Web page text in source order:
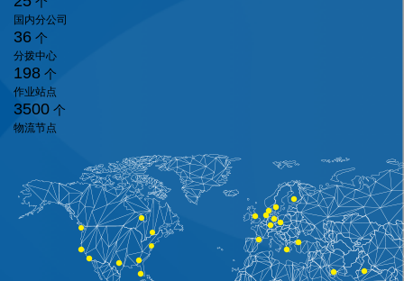
国内分公司
36 个
分拨中心
198 个
作业站点
3500 个
物流节点